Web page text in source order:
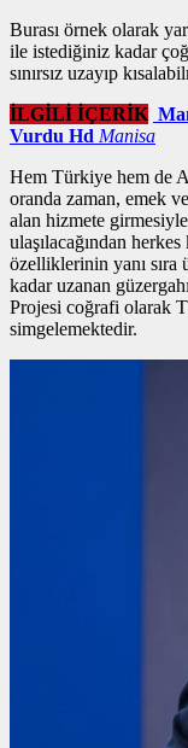
Burası örnek olarak
ile istediğiniz kadar
sınırsız uzayıp
İLGİLİ İÇERİK
Vurdu Hd Manisa
Hem Türkiye hem de
oranda zaman, emek
alan hizmete
ulaşılacağından
özelliklerinin yanı sıra
kadar uzanan
Projesi coğrafi olarak
simgelemektedir.